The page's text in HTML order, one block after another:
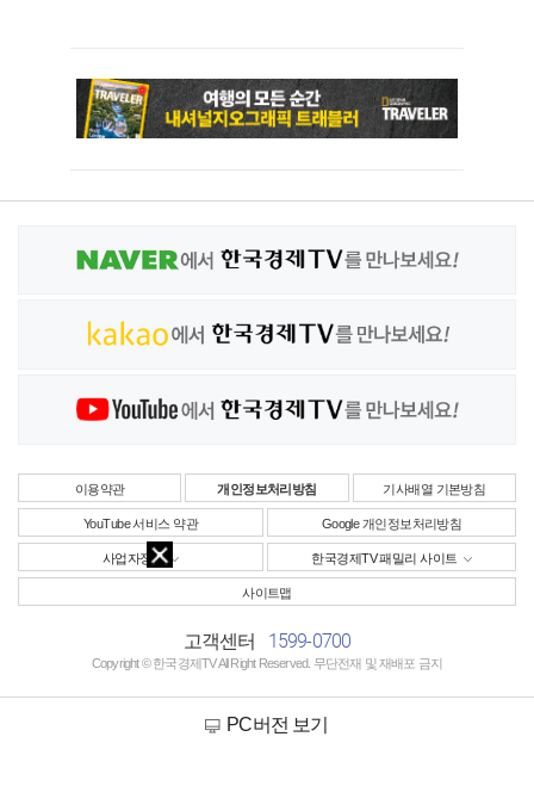
이용약관 개인정보처리방침 기사배열 기본방침
YouTube 서비스 약관 Google 개인정보처리방침
사업자정보 한국경제TV 패밀리 사이트
사이트맵
고객센터 1599-0700
Copyright © 한국경제TV All Right Reserved. 무단전재 및 재배포 금지
PC버전 보기